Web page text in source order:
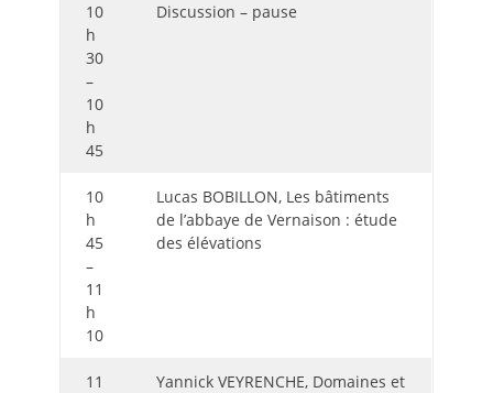
10
h
30
–
10
h
45
Discussion – pause
10
h
45
–
11
h
10
Lucas BOBILLON, Les bâtiments
de l’abbaye de Vernaison : étude
des élévations
11
Yannick VEYRENCHE, Domaines et